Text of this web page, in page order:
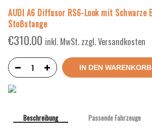
AUDI A6 Diffusor RS6-Look mit Schwarze
Stoßstange
€310.00 inkl. MwSt. zzgl. Versandkosten
IN DEN WARENKORB
Beschreibung Passende Fahrzeuge